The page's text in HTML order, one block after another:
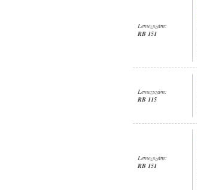
Lemezszám:
RB 151
Lemezszám:
RB 115
Lemezszám:
RB 151